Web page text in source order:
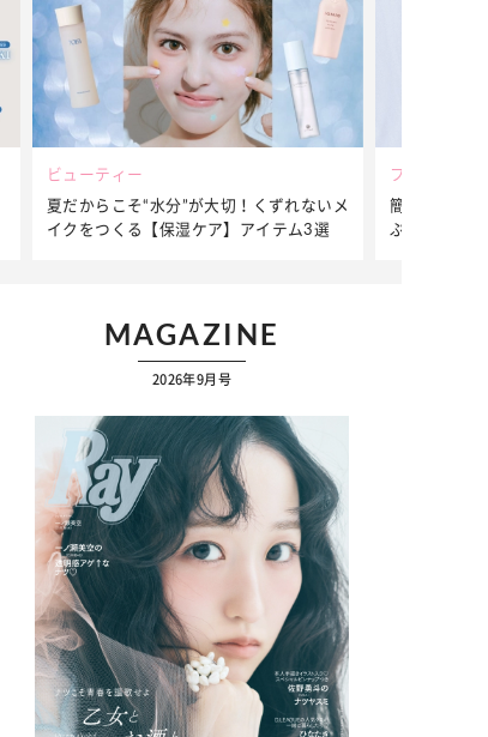
ビューティー
夏だからこそ“水分”が大切！くずれないメ
イクをつくる【保湿ケア】アイテム3選
ファッション
簡単アレン
ぷりの【そ
MAGAZINE
2026年9月号